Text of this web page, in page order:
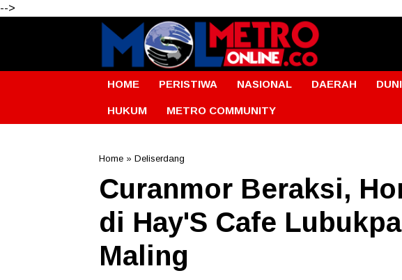
-->
HOME PERISTIWA NASIONAL DAERAH
HUKUM METRO COMMUNITY
Home » Deliserdang
Curanmor Beraksi,
di Hay'S Cafe
Maling